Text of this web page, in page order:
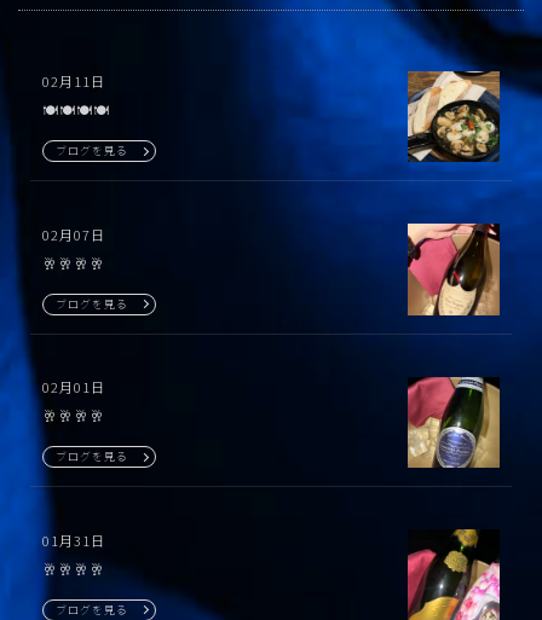
02月11日
🍽️🍽️🍽️🍽️
ブログを見る
02月07日
🥂🥂🥂🥂
ブログを見る
02月01日
🥂🥂🥂🥂
ブログを見る
01月31日
🥂🥂🥂🥂
ブログを見る